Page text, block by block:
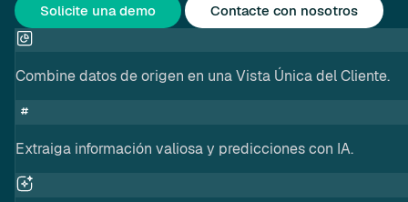
Solicite una demo Contacte con nosotros
Combine datos de origen en una Vista Única del Cliente.
Extraiga información valiosa y predicciones con IA.